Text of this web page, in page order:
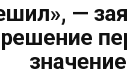
—
значение